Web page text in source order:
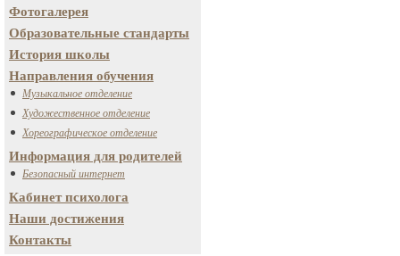
Фотогалерея
Образовательные стандарты
История школы
Направления обучения
Музыкальное отделение
Художественное отделение
Хореографическое отделение
Информация для родителей
Безопасный интернет
Кабинет психолога
Наши достижения
Контакты